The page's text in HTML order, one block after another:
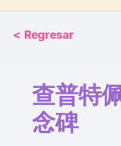
< Regresar
查普特
念碑